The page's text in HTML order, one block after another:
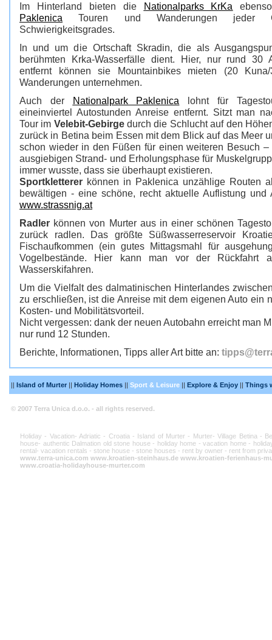
Im Hinterland bieten die Nationalparks KrKa
Paklenica Touren und Wanderungen jeder
Schwierigkeitsgrades.
In und um die Ortschaft Skradin, die als
berühmten Krka-Wasserfälle dient. Hier, nur rund 30
entfernt können sie Mountainbikes mieten (20
Wanderungen unternehmen.
Auch der Nationalpark Paklenica lohnt für
eineinviertel Autostunden Anreise entfernt. Sitzt man
Tour im Velebit-Gebirgedurch die Schlucht auf den
zurück in Betina beim Essen mit dem Blick auf das Meer
schon wieder in den Füßen für einen weiteren Besuch
ausgiebigen Strand- und Erholungsphase für
immer wusste, dass sie überhaupt existieren.
Sportkletterer können in Paklenica unzählige Routen
bewältigen - eine schöne, recht aktuelle Auflistung
www.strassnig.at
Radler können von Murter aus in einer schönen
zurück radlen. Das größte Süßwasserreservoir
Fischaufkommen (ein gutes Mittagsmahl für
Vogelbestände. Hier kann man vor der Rückfahrt
Wasserskifahren.
Um die Vielfalt des dalmatinischen Hinterlandes
zu erschließen, ist die Anreise mit dem eigenen Auto ein
Kosten- und Mobilitätsvorteil.
Nicht vergessen: dank der neuen Autobahn erreicht man
nur rund 12 Stunden.
Berichte, Informationen, Tipps aller Art bitte an:
|| Island of Murter || Holiday Homes || Sport & Leisure || Explore & Enjoy || Things
© 2007 Terra Unica d.o.o. - all rights reserved.
Holiday - Vacation- Adriatic - Croatia - Island of Murter - Murter- Village Betina -
house- authentic Dalmation old stone house - holiday home - vacation home -
rental- vacation rentals - stone house - stone houses - rent by owner - rent from
www.terra-unica.com www.kroatien-steinhaus.de www.kroatien-ferienhaus-
www.croatia-holidayhouse-murter.com